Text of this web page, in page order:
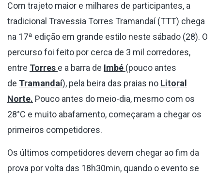
Com trajeto maior e milhares de participantes, a
tradicional Travessia Torres Tramandaí (TTT) chega
na 17ª edição em grande estilo neste sábado (28). O
percurso foi feito por cerca de 3 mil corredores,
entre Torres e a barra de Imbé (pouco antes
de Tramandaí), pela beira das praias no Litoral
Norte. Pouco antes do meio-dia, mesmo com os
28°C e muito abafamento, começaram a chegar os
primeiros competidores.
Os últimos competidores devem chegar ao fim da
prova por volta das 18h30min, quando o evento se